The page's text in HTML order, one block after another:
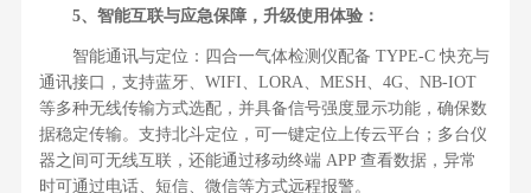
5、智能互联与应急保障，升级使用体验：
智能通讯与定位：四合一气体检测仪配备 TYPE-C 快充与
通讯接口，支持蓝牙、WIFI、LORA、MESH、4G、NB-IOT
等多种无线传输方式选配，并具备信号强度显示功能，确保数
据稳定传输。支持北斗定位，可一键定位上传云平台；多台仪
器之间可无线互联，还能通过移动终端 APP 查看数据，异常
时可通过电话、短信、微信等方式远程报警。